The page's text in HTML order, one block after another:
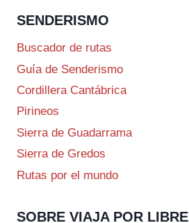
SENDERISMO
Buscador de rutas
Guía de Senderismo
Cordillera Cantábrica
Pirineos
Sierra de Guadarrama
Sierra de Gredos
Rutas por el mundo
SOBRE VIAJA POR LIBRE